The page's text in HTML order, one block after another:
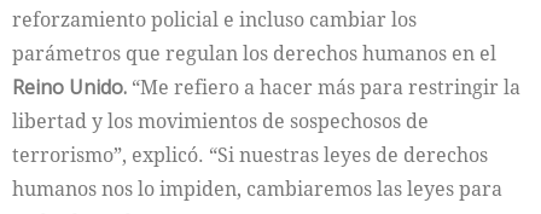
reforzamiento policial e incluso cambiar los
parámetros que regulan los derechos humanos en el
Reino Unido. “Me refiero a hacer más para restringir la
libertad y los movimientos de sospechosos de
terrorismo”, explicó. “Si nuestras leyes de derechos
humanos nos lo impiden, cambiaremos las leyes para